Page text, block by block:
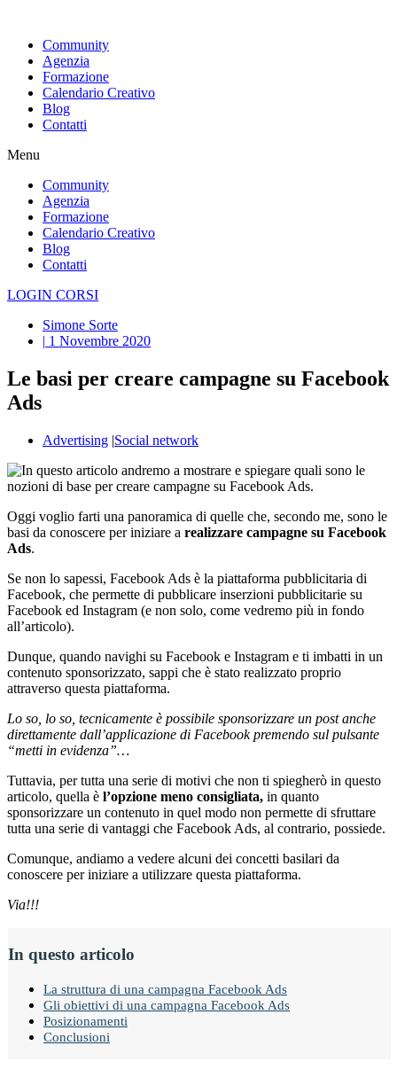
contenutoCommunity
Agenzia
Formazione
Calendario Creativo
Blog
Contatti
Menu
Community
Agenzia
Formazione
Calendario Creativo
Blog
Contatti
LOGIN CORSI
Simone Sorte
| 1 Novembre 2020
Le basi per creare campagne su Facebook
Ads
Advertising |Social network
Oggi voglio farti una panoramica di quelle che, secondo me, sono le
basi da conoscere per iniziare a realizzare campagne su Facebook
Ads.
Se non lo sapessi, Facebook Ads è la piattaforma pubblicitaria di
Facebook, che permette di pubblicare inserzioni pubblicitarie su
Facebook ed Instagram (e non solo, come vedremo più in fondo
all’articolo).
Dunque, quando navighi su Facebook e Instagram e ti imbatti in un
contenuto sponsorizzato, sappi che è stato realizzato proprio
attraverso questa piattaforma.
Lo so, lo so, tecnicamente è possibile sponsorizzare un post anche
direttamente dall’applicazione di Facebook premendo sul pulsante
“metti in evidenza”…
Tuttavia, per tutta una serie di motivi che non ti spiegherò in questo
articolo, quella è l’opzione meno consigliata, in quanto
sponsorizzare un contenuto in quel modo non permette di sfruttare
tutta una serie di vantaggi che Facebook Ads, al contrario, possiede.
Comunque, andiamo a vedere alcuni dei concetti basilari da
conoscere per iniziare a utilizzare questa piattaforma.
Via!!!
In questo articolo
La struttura di una campagna Facebook Ads
Gli obiettivi di una campagna Facebook Ads
Posizionamenti
Conclusioni